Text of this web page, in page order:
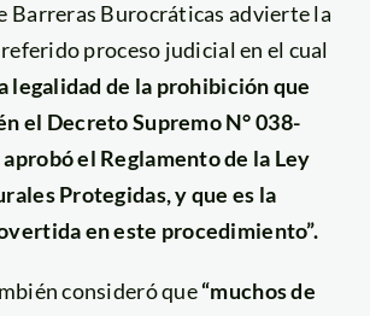
Barreras Burocráticas advierte la
proceso judicial en el cual
legalidad de la prohibición que
el Decreto Supremo N° 038-
el Reglamento de la Ley
Protegidas, y que es la
en este procedimiento”.
consideró que“muchos de